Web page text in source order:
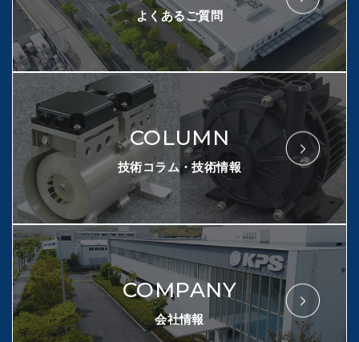
よくあるご質問
COLUMN
技術コラム・技術情報
COMPANY
会社情報